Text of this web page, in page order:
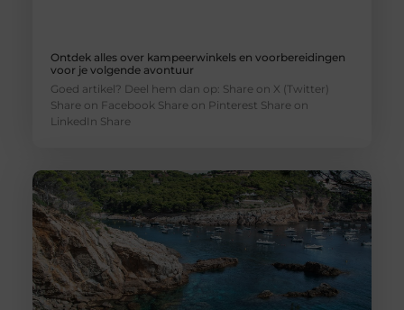
Ontdek alles over kampeerwinkels en voorbereidingen
voor je volgende avontuur
Goed artikel? Deel hem dan op: Share on X (Twitter)
Share on Facebook Share on Pinterest Share on
LinkedIn Share